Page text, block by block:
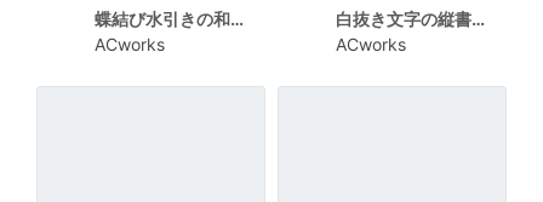
蝶結び水引きの和風な暑中見舞い
ACworks
白抜き文字の縦書き暑中見舞い
ACworks